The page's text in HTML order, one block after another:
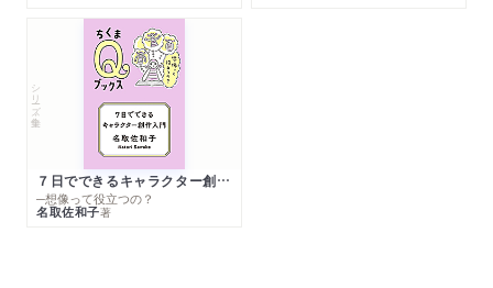
シリーズ・全集
７日でできるキャラクター創作入門
─想像って役立つの？
名取佐和子著